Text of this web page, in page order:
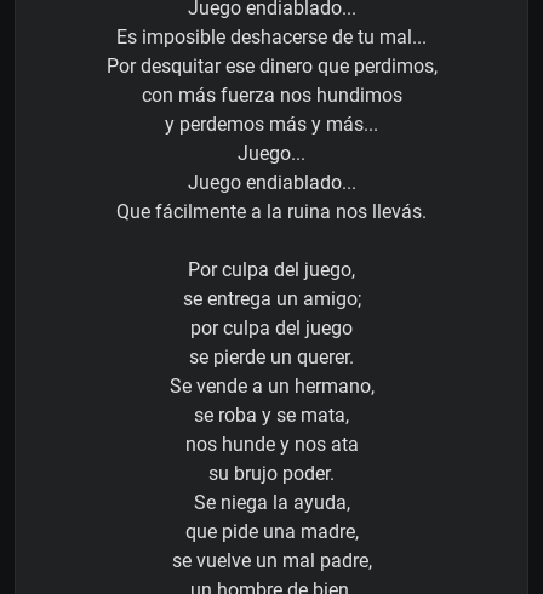
Juego endiablado...
Es imposible deshacerse de tu mal...
Por desquitar ese dinero que perdimos,
con más fuerza nos hundimos
y perdemos más y más...
Juego...
Juego endiablado...
Que fácilmente a la ruina nos llevás.
Por culpa del juego,
se entrega un amigo;
por culpa del juego
se pierde un querer.
Se vende a un hermano,
se roba y se mata,
nos hunde y nos ata
su brujo poder.
Se niega la ayuda,
que pide una madre,
se vuelve un mal padre,